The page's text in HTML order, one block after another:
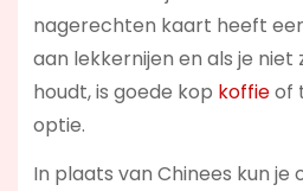
nagerechten kaart heeft
aan lekkernijen en als je
houdt, is goede kop koffieof
optie.
In plaats van Chinees kun je